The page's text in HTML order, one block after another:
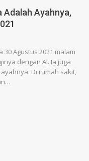
Adalah Ayahnya,
30 Agustus 2021 malam
dengan Al. Ia juga
Di rumah sakit,